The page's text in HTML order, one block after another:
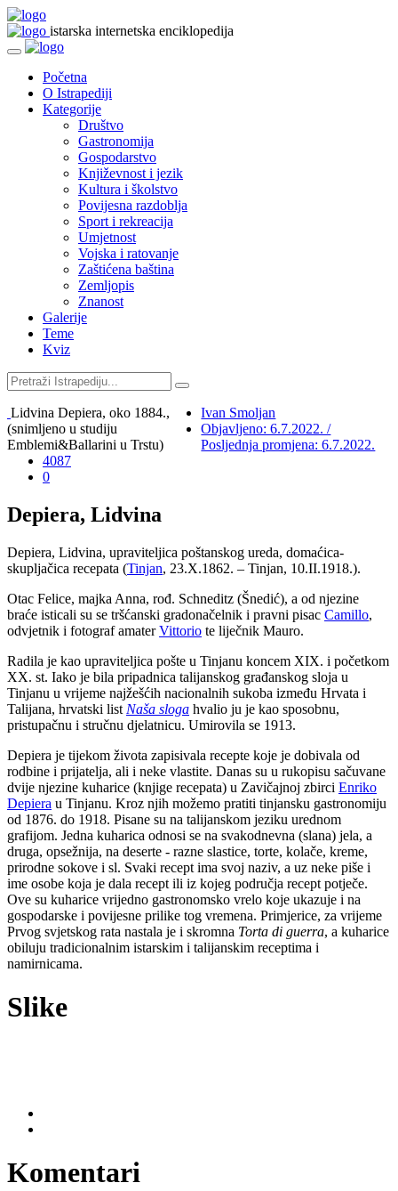
istarska internetska enciklopedija
Početna
O Istrapediji
Kategorije
Društvo
Gastronomija
Gospodarstvo
Književnost i jezik
Kultura i školstvo
Povijesna razdoblja
Sport i rekreacija
Umjetnost
Vojska i ratovanje
Zaštićena baština
Zemljopis
Znanost
Galerije
Teme
Kviz
Lidvina Depiera, oko 1884.,
(snimljeno u studiju
Emblemi&Ballarini u Trstu)
Ivan Smoljan
Objavljeno: 6.7.2022. /
Posljednja promjena: 6.7.2022.
4087
0
Depiera, Lidvina
Depiera, Lidvina, upraviteljica poštanskog ureda, domaćica-
skupljačica recepata (Tinjan, 23.X.1862. – Tinjan, 10.II.1918.).
Otac Felice, majka Anna, rođ. Schneditz (Šnedić), a od njezine
braće isticali su se tršćanski gradonačelnik i pravni pisac Camillo,
odvjetnik i fotograf amaterVittorio te liječnik Mauro.
Radila je kao upraviteljica pošte u Tinjanu koncem XIX. i početkom
XX. st. Iako je bila pripadnica talijanskog građanskog sloja u
Tinjanu u vrijeme najžešćih nacionalnih sukoba između Hrvata i
Talijana, hrvatski list Naša sloga hvalio ju je kao sposobnu,
pristupačnu i stručnu djelatnicu. Umirovila se 1913.
Depiera je tijekom života zapisivala recepte koje je dobivala od
rodbine i prijatelja, ali i neke vlastite. Danas su u rukopisu sačuvane
dvije njezine kuharice (knjige recepata) u Zavičajnoj zbirci Enriko
Depiera u Tinjanu. Kroz njih možemo pratiti tinjansku gastronomiju
od 1876. do 1918. Pisane su na talijanskom jeziku urednom
grafijom. Jedna kuharica odnosi se na svakodnevna (slana) jela, a
druga, opsežnija, na deserte - razne slastice, torte, kolače, kreme,
prirodne sokove i sl. Svaki recept ima svoj naziv, a uz neke piše i
ime osobe koja je dala recept ili iz kojeg područja recept potječe.
Ove su kuharice vrijedno gastronomsko vrelo koje ukazuje i na
gospodarske i povijesne prilike tog vremena. Primjerice, za vrijeme
Prvog svjetskog rata nastala je i skromna Torta di guerra, a kuharice
obiluju tradicionalnim istarskim i talijanskim receptima i
namirnicama.
Slike
Komentari